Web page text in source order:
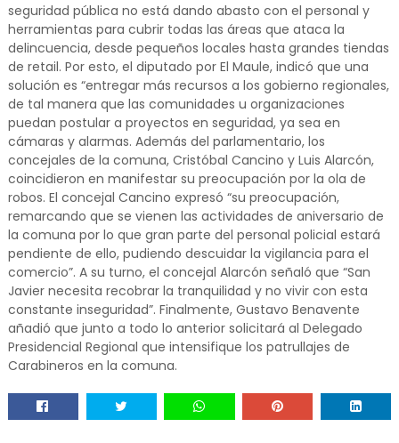
seguridad pública no está dando abasto con el personal y
herramientas para cubrir todas las áreas que ataca la
delincuencia, desde pequeños locales hasta grandes tiendas
de retail. Por esto, el diputado por El Maule, indicó que una
solución es “entregar más recursos a los gobierno regionales,
de tal manera que las comunidades u organizaciones
puedan postular a proyectos en seguridad, ya sea en
cámaras y alarmas. Además del parlamentario, los
concejales de la comuna, Cristóbal Cancino y Luis Alarcón,
coincidieron en manifestar su preocupación por la ola de
robos. El concejal Cancino expresó “su preocupación,
remarcando que se vienen las actividades de aniversario de
la comuna por lo que gran parte del personal policial estará
pendiente de ello, pudiendo descuidar la vigilancia para el
comercio”. A su turno, el concejal Alarcón señaló que “San
Javier necesita recobrar la tranquilidad y no vivir con esta
constante inseguridad”. Finalmente, Gustavo Benavente
añadió que junto a todo lo anterior solicitará al Delegado
Presidencial Regional que intensifique los patrullajes de
Carabineros en la comuna.